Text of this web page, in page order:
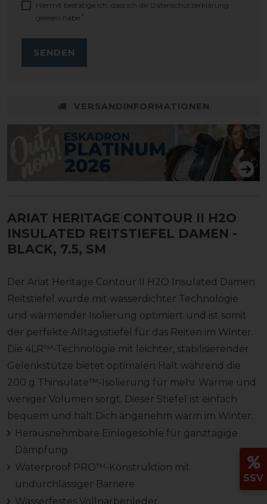
Hiermit bestätige ich, dass ich die Daten­schutz­erklärung
gelesen habe. *
SENDEN
VERSANDINFORMATIONEN
ARIAT HERITAGE CONTOUR II H2O
INSULATED REITSTIEFEL DAMEN -
BLACK, 7.5, SM
Der Ariat Heritage Contour II H2O Insulated Damen
Reitstiefel wurde mit wasserdichter Technologie
und wärmender Isolierung optimiert und ist somit
der perfekte Alltagsstiefel für das Reiten im Winter.
Die 4LR™-Technologie mit leichter, stabilisierender
Gelenkstütze bietet optimalen Halt während die
200 g Thinsulate™-Isolierung für mehr Wärme und
weniger Volumen sorgt. Dieser Stiefel ist einfach
bequem und hält Dich angenehm warm im Winter.
Herausnehmbare Einlegesohle für ganztägige
Dämpfung
Waterproof PRO™-Konstruktion mit
undurchlässiger Barriere
Wasserfestes Vollnarbenleder
SSV